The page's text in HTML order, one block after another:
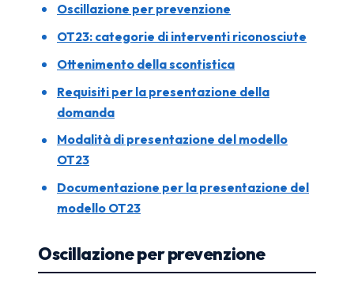
Oscillazione per prevenzione
OT23: categorie di interventi riconosciute
Ottenimento della scontistica
Requisiti per la presentazione della
domanda
Modalità di presentazione del modello
OT23
Documentazione per la presentazione del
modello OT23
Oscillazione per prevenzione